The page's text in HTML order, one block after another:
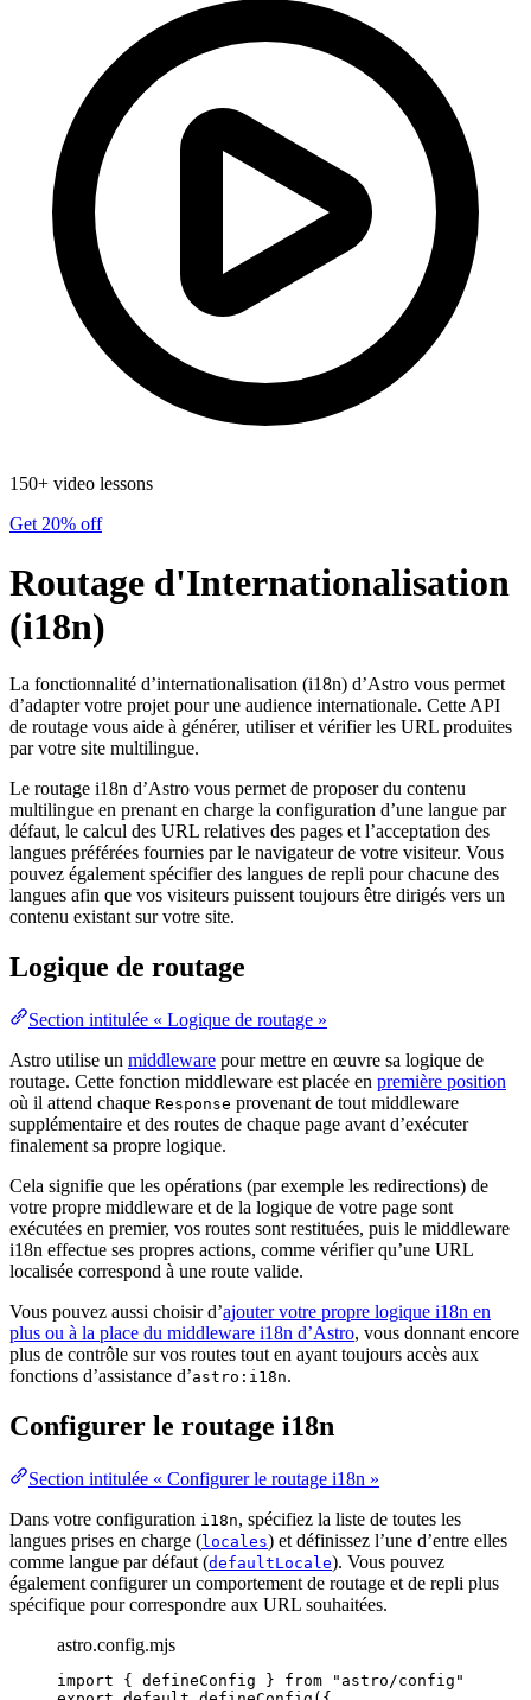
150+ video lessons
Get 20% off
Routage d'Internationalisation
(i18n)
La fonctionnalité d’internationalisation (i18n) d’Astro vous permet
d’adapter votre projet pour une audience internationale. Cette API
de routage vous aide à générer, utiliser et vérifier les URL produites
par votre site multilingue.
Le routage i18n d’Astro vous permet de proposer du contenu
multilingue en prenant en charge la configuration d’une langue par
défaut, le calcul des URL relatives des pages et l’acceptation des
langues préférées fournies par le navigateur de votre visiteur. Vous
pouvez également spécifier des langues de repli pour chacune des
langues afin que vos visiteurs puissent toujours être dirigés vers un
contenu existant sur votre site.
Logique de routage
Section intitulée « Logique de routage »
Astro utilise un middleware pour mettre en œuvre sa logique de
routage. Cette fonction middleware est placée en première position
où il attend chaque Response provenant de tout middleware
supplémentaire et des routes de chaque page avant d’exécuter
finalement sa propre logique.
Cela signifie que les opérations (par exemple les redirections) de
votre propre middleware et de la logique de votre page sont
exécutées en premier, vos routes sont restituées, puis le middleware
i18n effectue ses propres actions, comme vérifier qu’une URL
localisée correspond à une route valide.
Vous pouvez aussi choisir d’ajouter votre propre logique i18n en
plus ou à la place du middleware i18n d’Astro, vous donnant encore
plus de contrôle sur vos routes tout en ayant toujours accès aux
fonctions d’assistance d’astro:i18n.
Configurer le routage i18n
Section intitulée « Configurer le routage i18n »
Dans votre configuration i18n, spécifiez la liste de toutes les
langues prises en charge (locales) et définissez l’une d’entre elles
comme langue par défaut (defaultLocale). Vous pouvez
également configurer un comportement de routage et de repli plus
spécifique pour correspondre aux URL souhaitées.
astro.config.mjs
import { defineConfig } from " astro/config "